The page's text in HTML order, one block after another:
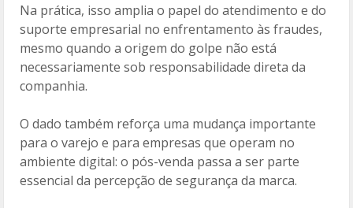
Na prática, isso amplia o papel do atendimento e do
suporte empresarial no enfrentamento às fraudes,
mesmo quando a origem do golpe não está
necessariamente sob responsabilidade direta da
companhia.
O dado também reforça uma mudança importante
para o varejo e para empresas que operam no
ambiente digital: o pós-venda passa a ser parte
essencial da percepção de segurança da marca.